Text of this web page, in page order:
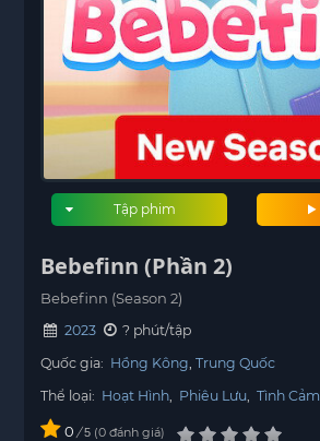
Tập phim
Bebefinn (Phần 2)
Bebefinn (Season 2)
2023
? phút/tập
Quốc gia: Hồng Kông Trung Quốc
Thể loại: Hoạt Hình Phiêu Lưu Tình Cảm
0 / 5 0 đánh giá